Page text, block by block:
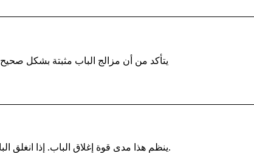
يتأكد من أن مزالج الباب مثبتة بشكل صحيح
ينظم هذا مدى قوة إغلاق الباب. إذا انغلق الباب بقوة بعد كل دفعة، فمن المحتمل أن يكون شد الزنبرك مرتفعًا للغاية.